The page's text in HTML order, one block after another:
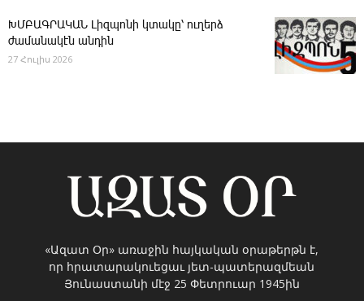
ԽՄԲԱԳՐԱԿԱՆ ­Լիզպոնի կտակը՝ ուղերձ
ժամանակէն անդին
27 Հուլիս 2026
«Ազատ Օր» առաջին հայկական օրաթերթն է,
որ հրատարակուեցաւ յետ-պատերազմեան
Յունաստանի մէջ 25 Փետրուար 1945ին